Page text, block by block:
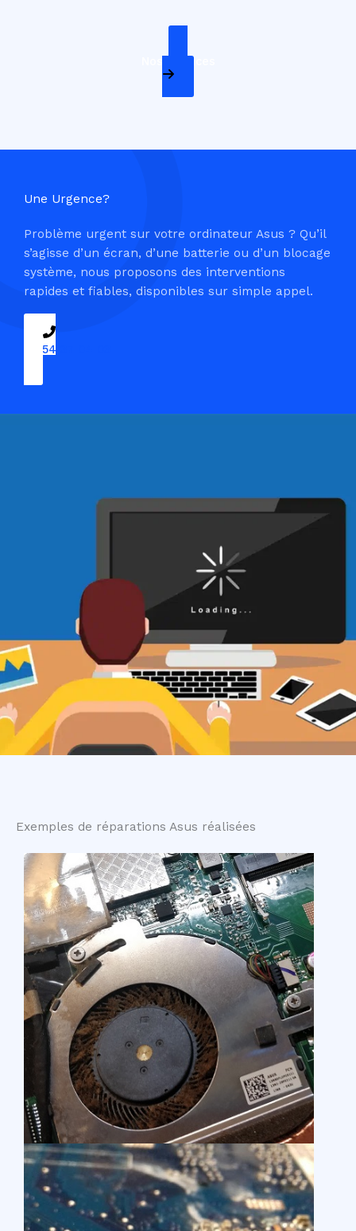
Nos Services
Une Urgence?
Problème urgent sur votre ordinateur Asus ? Qu’il
s’agisse d’un écran, d’une batterie ou d’un blocage
système, nous proposons des interventions
rapides et fiables, disponibles sur simple appel.
09 54 37 04 03
Exemples de réparations Asus réalisées